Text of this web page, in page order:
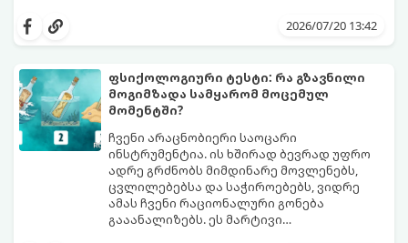
პიროვნების ფარულ მხარეებზე,2026/07/20 13:42
ფსიქოლოგიური ტესტი: რა გზავნილი
მოგიმზადა სამყარომ მოცემულ
მომენტში?
ჩვენი არაცნობიერი საოცარი
ინსტრუმენტია. ის ხშირად ბევრად უფრო
ადრე გრძნობს მიმდინარე მოვლენებს,
ცვლილებებსა და საჭიროებებს, ვიდრე
ამას ჩვენი რაციონალური გონება
გააანალიზებს. ეს მარტივი